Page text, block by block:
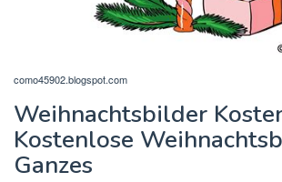
como45902.blogspot.com
Weihnachtsbilder
Kostenlose
Ganzes